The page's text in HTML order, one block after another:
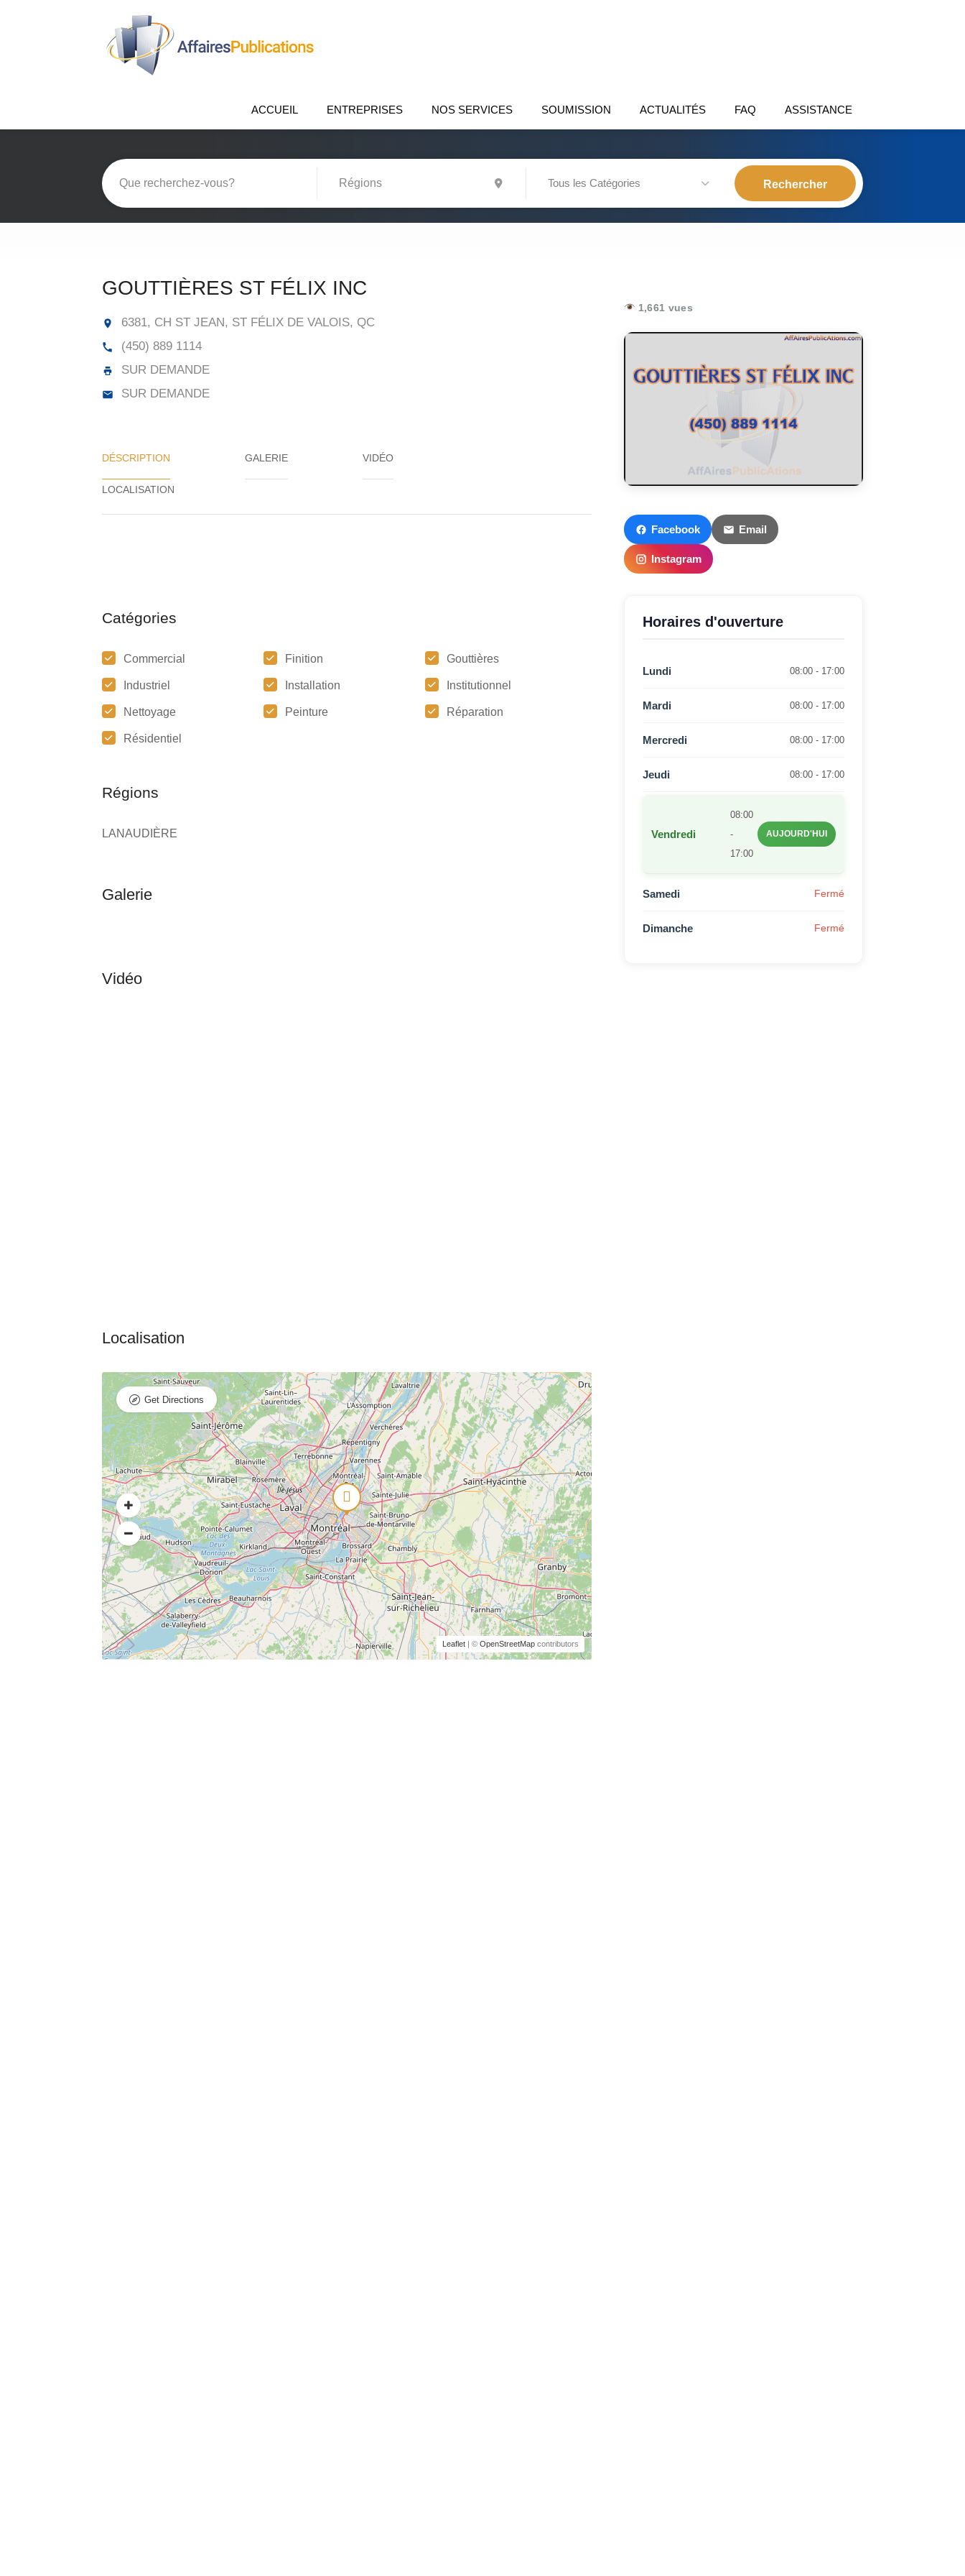
ACCUEIL ENTREPRISES NOS SERVICES SOUMISSION ACTUALITÉS FAQ ASSISTANCE
Tous les Catégories
GOUTTIÈRES ST FÉLIX INC
6381, CH ST JEAN, ST FÉLIX DE VALOIS, QC
(450) 889 1114
SUR DEMANDE
SUR DEMANDE
DÉSCRIPTION GALERIE VIDÉO
Catégories
Commercial Finition Gouttières
Industriel Installation Institutionnel
Nettoyage Peinture Réparation
Résidentiel
Régions
LANAUDIÈRE
Leaflet| © OpenStreetMapcontributors
Get Directions
1,661 vues
Facebook Email
Instagram
Horaires d'ouverture
Lundi 08:00 - 17:00
Mardi 08:00 - 17:00
Mercredi 08:00 - 17:00
Jeudi 08:00 - 17:00
Vendredi
08:00
-
17:00
AUJOURD'HUI
Samedi Fermé
Dimanche Fermé